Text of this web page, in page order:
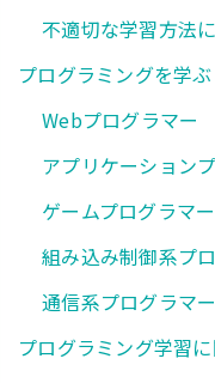
不適切な学習方法
プログラミングを学
Webプログラマー
アプリケーション
ゲームプログラマー
組み込み制御系プ
通信系プログラマー
プログラミング学習